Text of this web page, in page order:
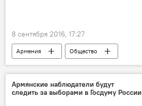
8 сентября 2016, 17:27
Армения
Общество
Захват вооруженной группы в Ереване
Армянские наблюдатели будут
следить за выборами в Госдуму России